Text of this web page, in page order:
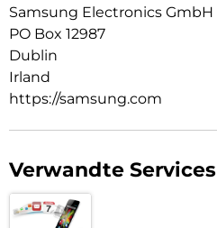
Samsung Electronics GmbH
PO Box 12987
Dublin
Irland
https://samsung.com
Verwandte Services